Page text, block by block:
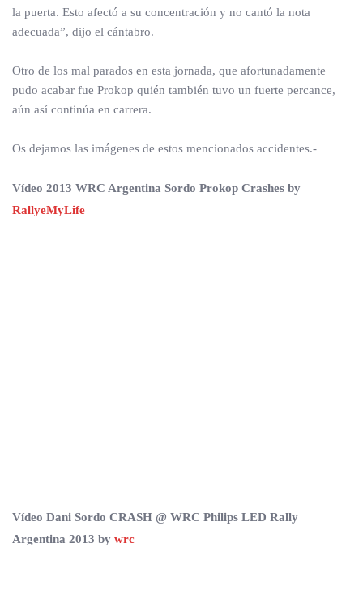
la puerta. Esto afectó a su concentración y no cantó la nota
adecuada”, dijo el cántabro.
Otro de los mal parados en esta jornada, que afortunadamente
pudo acabar fue Prokop quién también tuvo un fuerte percance,
aún así continúa en carrera.
Os dejamos las imágenes de estos mencionados accidentes.-
Vídeo 2013 WRC Argentina Sordo Prokop Crashes by
RallyeMyLife
Vídeo Dani Sordo CRASH @ WRC Philips LED Rally
Argentina 2013 by wrc